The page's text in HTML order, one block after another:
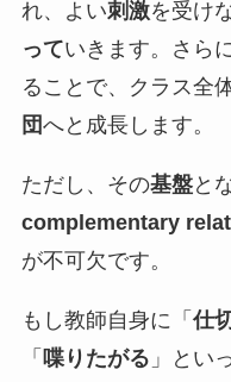
れ、よい刺激を受け
っていきます。さら
ることで、クラス全
団へと成長します。
ただし、その基盤と
complementary
が不可欠です。
もし教師自身に「 仕
「 喋りたがる 」とい